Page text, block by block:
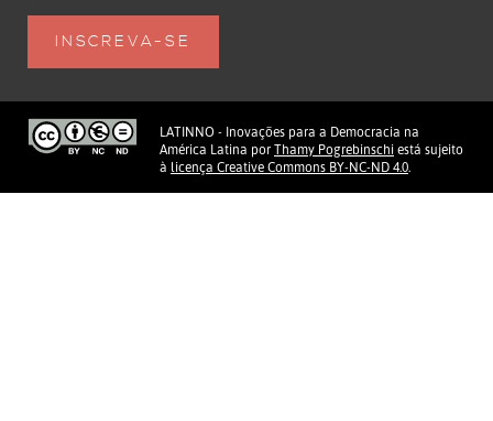
LATINNO - Inovações para a Democracia na
América Latina por Thamy Pogrebinschi está sujeito
à licença Creative Commons BY-NC-ND 4.0.